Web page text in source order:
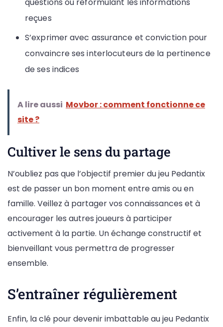
questions ou reformulant les informations
reçues
S’exprimer avec assurance et conviction pour
convaincre ses interlocuteurs de la pertinence
de ses indices
A lire aussi Movbor : comment fonctionne ce
site ?
Cultiver le sens du partage
N’oubliez pas que l’objectif premier du jeu Pedantix
est de passer un bon moment entre amis ou en
famille. Veillez à partager vos connaissances et à
encourager les autres joueurs à participer
activement à la partie. Un échange constructif et
bienveillant vous permettra de progresser
ensemble.
S’entraîner régulièrement
Enfin, la clé pour devenir imbattable au jeu Pedantix